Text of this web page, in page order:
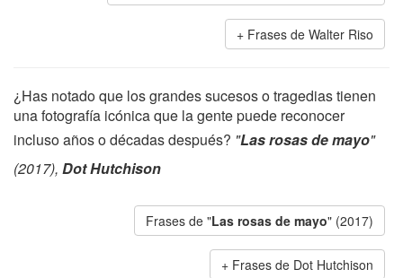
Frases de Walter Riso
¿Has notado que los grandes sucesos o tragedias tienen
una fotografía icónica que la gente puede reconocer
incluso años o décadas después? "Las rosas de mayo"
(2017), Dot Hutchison
Frases de "Las rosas de mayo" (2017)
Frases de Dot Hutchison